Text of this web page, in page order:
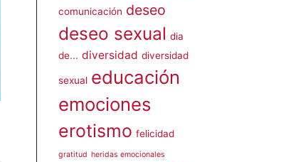
comunicación deseo
deseo sexual dia
de... diversidad diversidad
sexual educación
emociones
erotismo felicidad
gratitud heridas emocionales